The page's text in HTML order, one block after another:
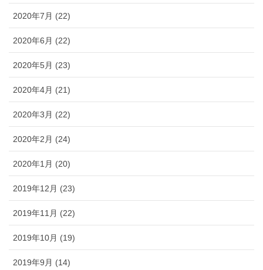
2020年7月 (22)
2020年6月 (22)
2020年5月 (23)
2020年4月 (21)
2020年3月 (22)
2020年2月 (24)
2020年1月 (20)
2019年12月 (23)
2019年11月 (22)
2019年10月 (19)
2019年9月 (14)